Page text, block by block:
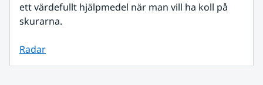
ett värdefullt hjälpmedel när man vill ha koll på
skurarna.
Radar